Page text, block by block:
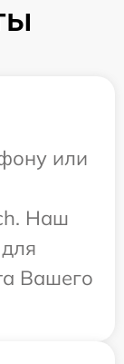
или
Наш
Вашего